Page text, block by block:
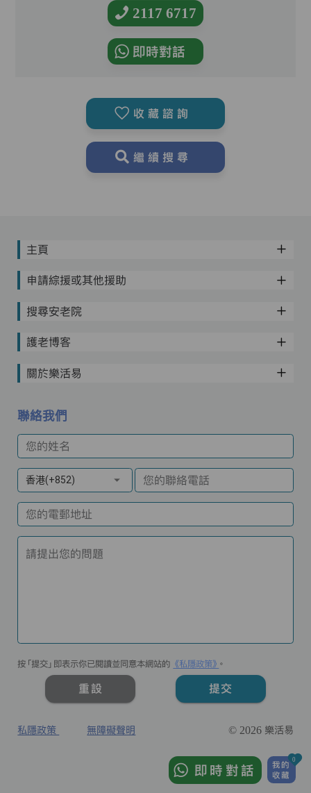
2117 6717
即時對話
收藏諮詢
繼續搜尋
主頁
申請綜援或其他援助
搜尋安老院
護老博客
關於樂活易
聯絡我們
您的姓名
香港(+852) 您的聯絡電話
您的電郵地址
請提出您的問題
按「提交」即表示你已閱讀並同意本網站的 《私隱政策》 。
重設 提交
私隱政策 無障礙聲明 © 2026 樂活易
即時對話
我的
收藏
0